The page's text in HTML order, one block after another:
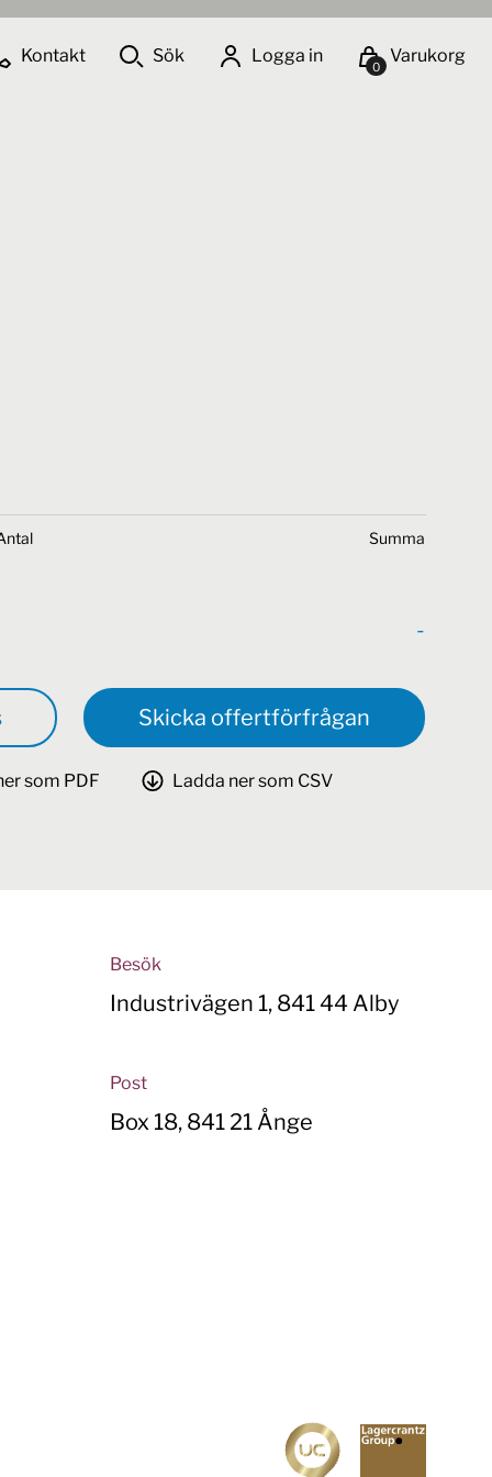
Kontakt Sök Logga in Varukorg
0
Summa
-
Skicka offertförfrågan
som PDF Ladda ner som CSV
Besök
Industrivägen 1, 841 44 Alby
Post
Box 18, 841 21 Ånge